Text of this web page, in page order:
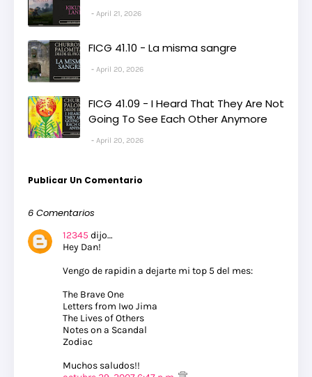
April 21, 2026
FICG 41.10 - La misma sangre
April 20, 2026
FICG 41.09 - I Heard That They Are Not
Going To See Each Other Anymore
April 20, 2026
Publicar Un Comentario
6 Comentarios
12345 dijo…
Hey Dan!
Vengo de rapidin a dejarte mi top 5 del mes:
The Brave One
Letters from Iwo Jima
The Lives of Others
Notes on a Scandal
Zodiac
Muchos saludos!!